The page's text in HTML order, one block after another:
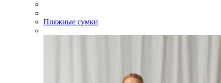
Пляжные сумки